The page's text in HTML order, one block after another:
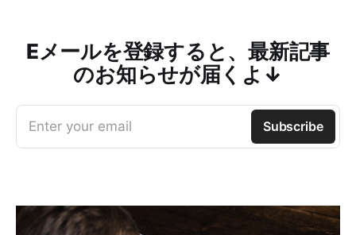
Eメールを登録すると、最新記事
のお知らせが届くよ↓
Enter your email Subscribe